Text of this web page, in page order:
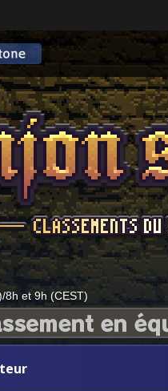
8h et 9h (CEST)